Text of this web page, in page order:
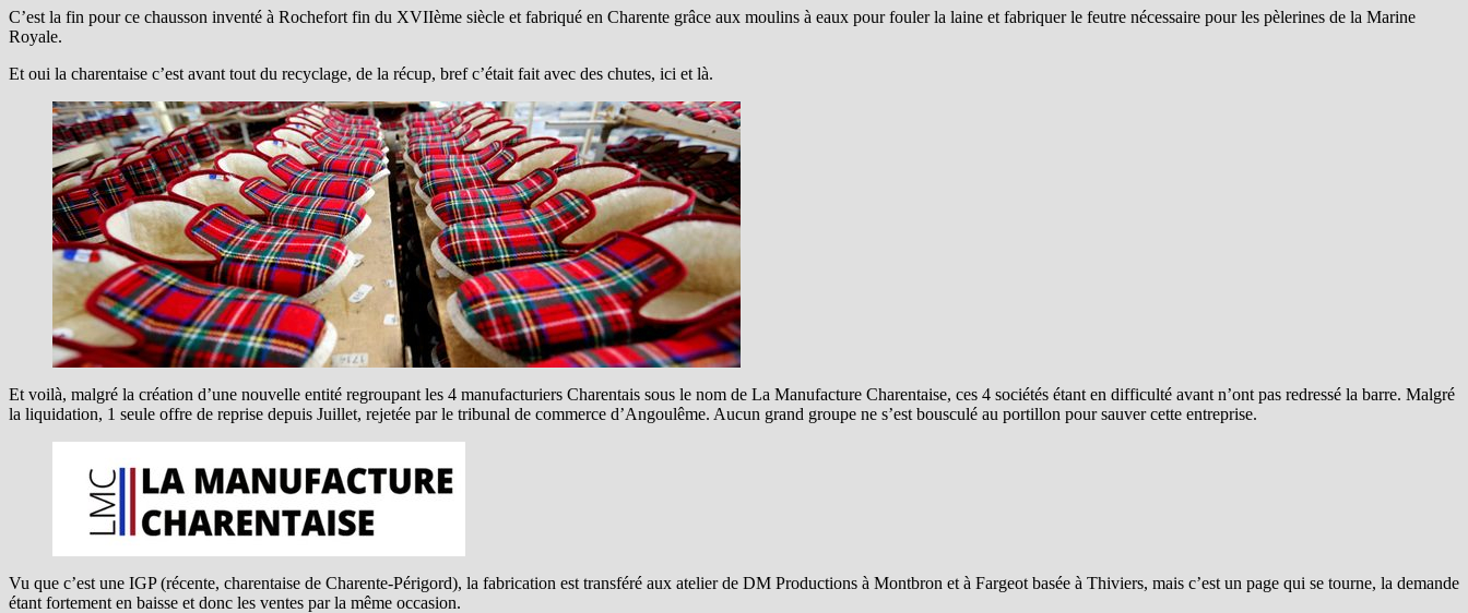
C’est la fin pour ce chausson inventé à Rochefort fin du XVIIème siècle et fabriqué en Charente grâce aux moulins à eaux pour fouler la laine et fabriquer le feutre nécessaire pour les pèlerines de la Marine
Royale.
Et oui la charentaise c’est avant tout du recyclage, de la récup, bref c’était fait avec des chutes, ici et là.
Et voilà, malgré la création d’une nouvelle entité regroupant les 4 manufacturiers Charentais sous le nom de La Manufacture Charentaise, ces 4 sociétés étant en difficulté avant n’ont pas redressé la barre. Malgré
la liquidation, 1 seule offre de reprise depuis Juillet, rejetée par le tribunal de commerce d’Angoulême. Aucun grand groupe ne s’est bousculé au portillon pour sauver cette entreprise.
Vu que c’est une IGP (récente, charentaise de Charente-Périgord), la fabrication est transféré aux atelier de DM Productions à Montbron et à Fargeot basée à Thiviers, mais c’est un page qui se tourne, la demande
étant fortement en baisse et donc les ventes par la même occasion.